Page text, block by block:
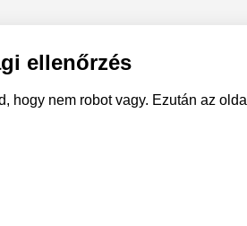
ellenőrzés
hogy nem robot vagy. Ezután az oldal